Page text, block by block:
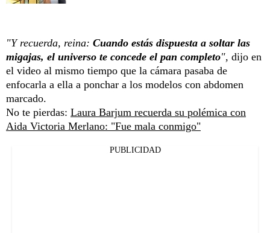
"Y recuerda, reina: Cuando estás dispuesta a soltar las
migajas, el universo te concede el pan completo", dijo en
el video al mismo tiempo que la cámara pasaba de
enfocarla a ella a ponchar a los modelos con abdomen
marcado.
No te pierdas: Laura Barjum recuerda su polémica con
Aida Victoria Merlano: "Fue mala conmigo"
PUBLICIDAD